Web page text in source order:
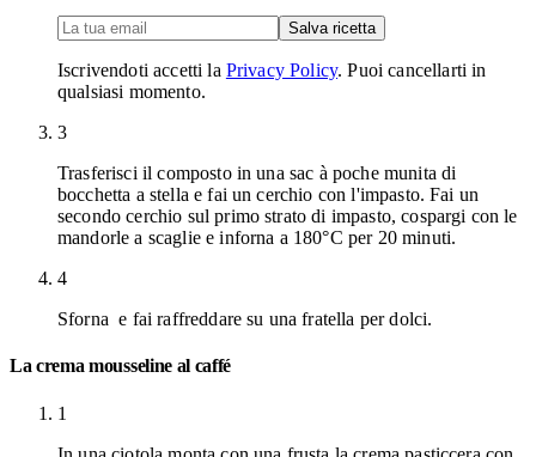
Salva ricetta
Iscrivendoti accetti la Privacy Policy. Puoi cancellarti in
qualsiasi momento.
3
Trasferisci il composto in una sac à poche munita di
bocchetta a stella e fai un cerchio con l'impasto. Fai un
secondo cerchio sul primo strato di impasto, cospargi con le
mandorle a scaglie e inforna a 180°C per 20 minuti.
4
Sforna e fai raffreddare su una fratella per dolci.
La crema mousseline al caffé
1